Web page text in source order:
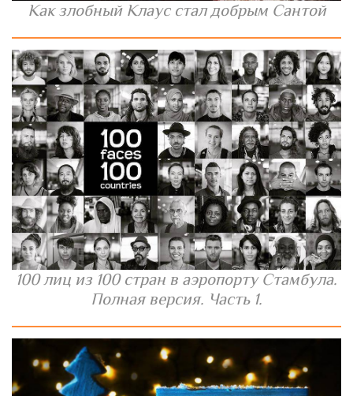
Как злобный Клаус стал добрым Сантой
100 лиц из 100 стран в аэропорту Стамбула.
Полная версия. Часть 1.